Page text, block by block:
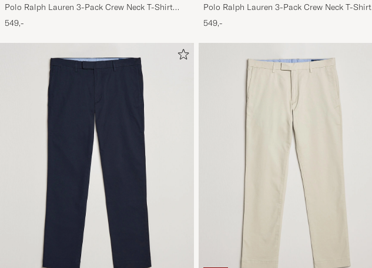
Polo Ralph Lauren 3-Pack Crew Neck T-Shirt
Black
549,-
Polo Ralph Lauren 3-Pack Crew Neck T-Shirt
Navy/Light Navy/Elite Blue
549,-